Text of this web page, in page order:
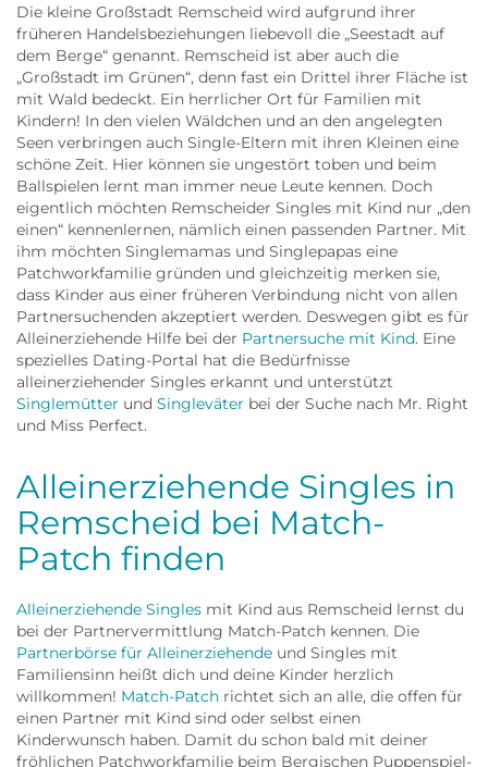
Die kleine Großstadt Remscheid wird aufgrund ihrer
früheren Handelsbeziehungen liebevoll die „Seestadt auf
dem Berge“ genannt. Remscheid ist aber auch die
„Großstadt im Grünen“, denn fast ein Drittel ihrer Fläche ist
mit Wald bedeckt. Ein herrlicher Ort für Familien mit
Kindern! In den vielen Wäldchen und an den angelegten
Seen verbringen auch Single-Eltern mit ihren Kleinen eine
schöne Zeit. Hier können sie ungestört toben und beim
Ballspielen lernt man immer neue Leute kennen. Doch
eigentlich möchten Remscheider Singles mit Kind nur „den
einen“ kennenlernen, nämlich einen passenden Partner. Mit
ihm möchten Singlemamas und Singlepapas eine
Patchworkfamilie gründen und gleichzeitig merken sie,
dass Kinder aus einer früheren Verbindung nicht von allen
Partnersuchenden akzeptiert werden. Deswegen gibt es für
Alleinerziehende Hilfe bei der Partnersuche mit Kind. Eine
spezielles Dating-Portal hat die Bedürfnisse
alleinerziehender Singles erkannt und unterstützt
Singlemütter und Singleväter bei der Suche nach Mr. Right
und Miss Perfect.
Alleinerziehende Singles in
Remscheid bei Match-
Patch finden
Alleinerziehende Singles mit Kind aus Remscheid lernst du
bei der Partnervermittlung Match-Patch kennen. Die
Partnerbörse für Alleinerziehende und Singles mit
Familiensinn heißt dich und deine Kinder herzlich
willkommen! Match-Patch richtet sich an alle, die offen für
einen Partner mit Kind sind oder selbst einen
Kinderwunsch haben. Damit du schon bald mit deiner
fröhlichen Patchworkfamilie beim Bergischen Puppenspiel-